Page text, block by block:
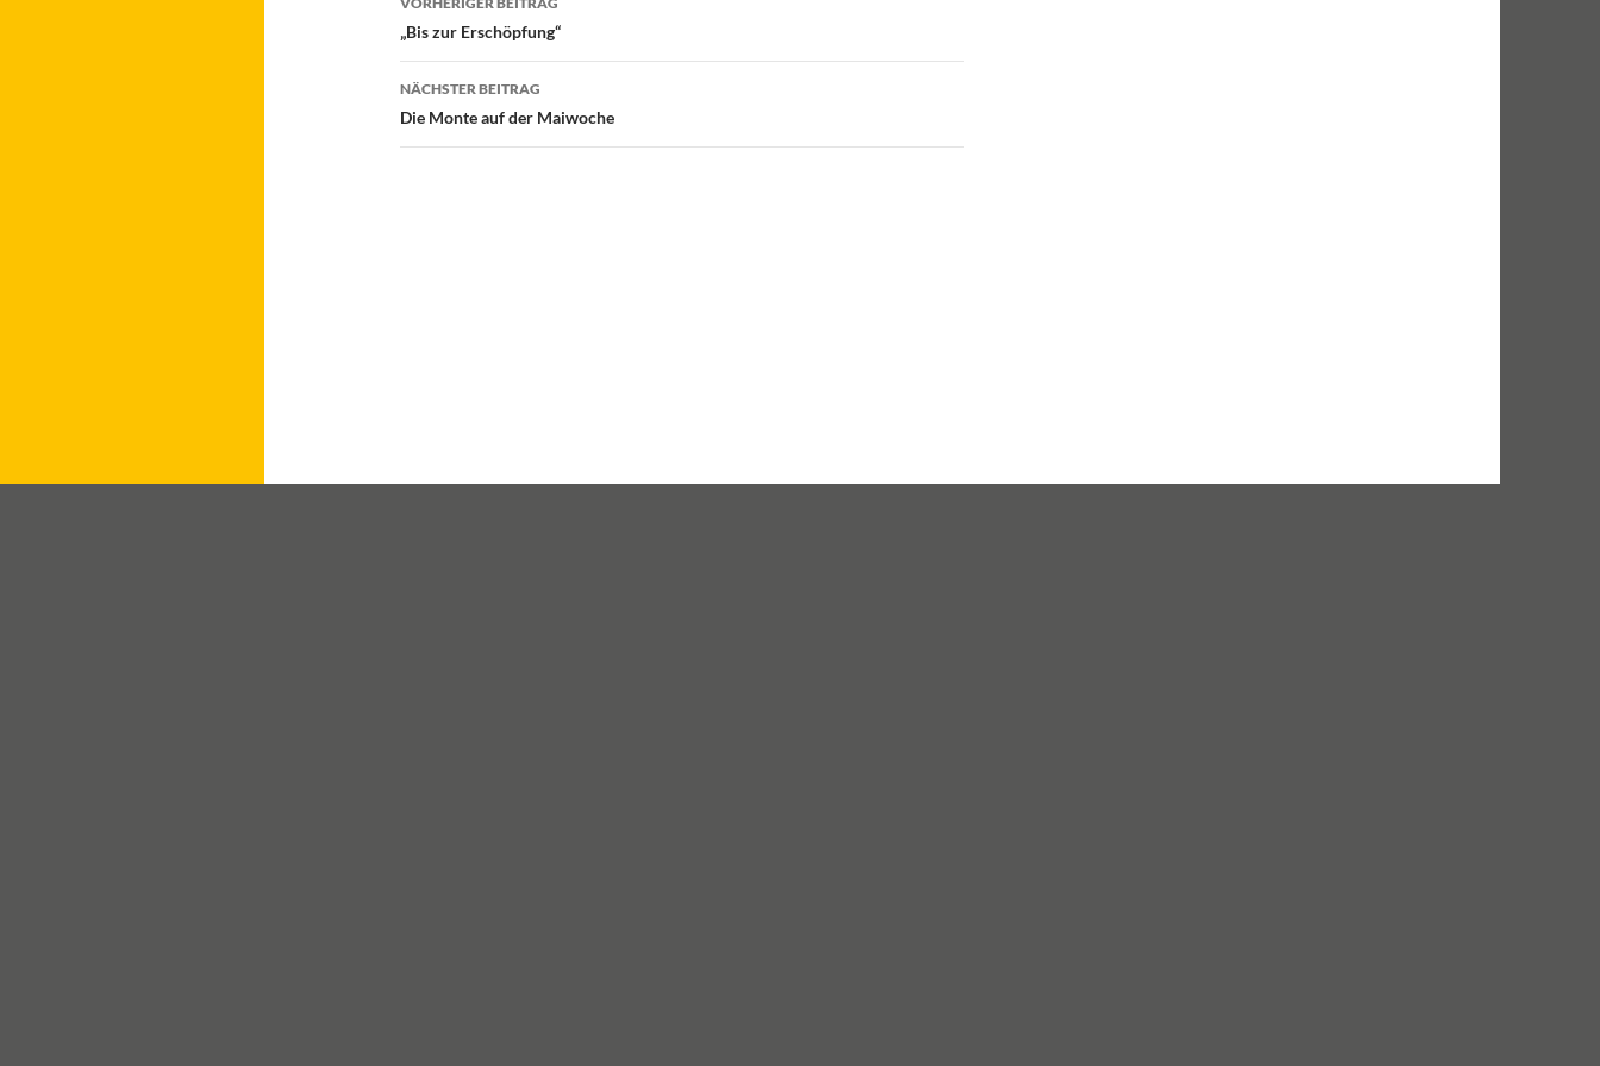
„Bis zur Erschöpfung“
NÄCHSTER BEITRAG
Die Monte auf der Maiwoche